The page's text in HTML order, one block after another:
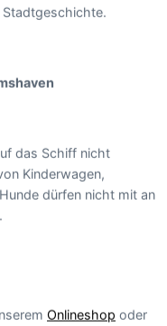
das Schiff nicht
Kinderwagen,
dürfen nicht mit an
Onlineshop oder